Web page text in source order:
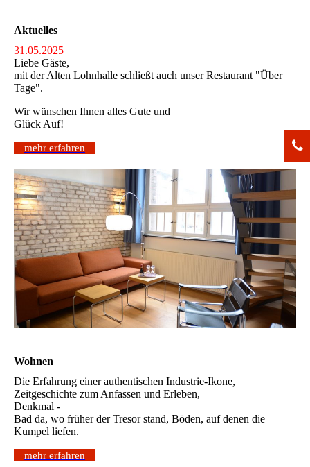
Aktuelles
31.05.2025
Liebe Gäste,
mit der Alten Lohnhalle schließt auch unser Restaurant "Über
Tage".
Wir wünschen Ihnen alles Gute und
Glück Auf!
mehr erfahren
Wohnen
Die Erfahrung einer authentischen Industrie-Ikone,
Zeitgeschichte zum Anfassen und Erleben,
Denkmal -
Bad da, wo früher der Tresor stand, Böden, auf denen die
Kumpel liefen.
mehr erfahren